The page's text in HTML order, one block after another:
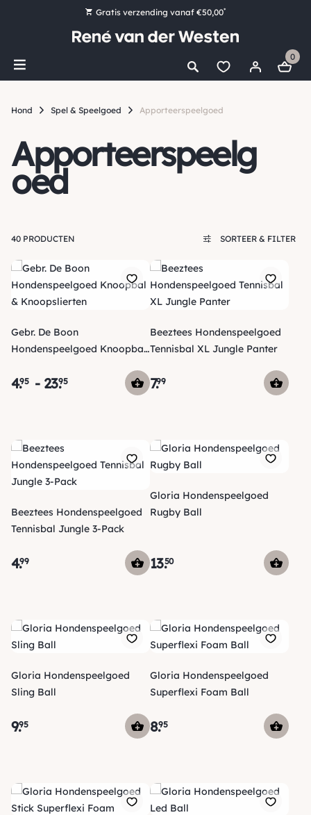
Gratis verzending vanaf €50,00*
Bestel nu, betaal later met Klarna
Ruim 16.000 artikelen op voorraad
Ruim 44 jaar kennis en ervaring
0
Hond Spel & Speelgoed Apporteerspeelgoed
Apporteerspeelg
oed
40 PRODUCTEN SORTEER & FILTER
Gebr. De Boon
Hondenspeelgoed Knoopbal
4.95 - 23.95
Beeztees Hondenspeelgoed
Tennisbal XL Jungle Panter
7.99
Beeztees Hondenspeelgoed
Tennisbal Jungle 3-Pack
4.99
Gloria Hondenspeelgoed
Rugby Ball
13.50
Gloria Hondenspeelgoed
Sling Ball
9.95
Gloria Hondenspeelgoed
Superflexi Foam Ball
8.95